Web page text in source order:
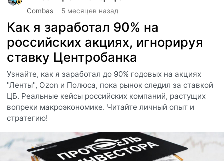
Combas 5 месяцев назад
Как я заработал 90% на
российских акциях, игнорируя
ставку Центробанка
Узнайте, как я заработал до 90% годовых на акциях
"Ленты", Ozon и Полюса, пока рынок следил за ставкой
ЦБ. Реальные кейсы российских компаний, растущих
вопреки макроэкономике. Читайте личный опыт и
стратегию!